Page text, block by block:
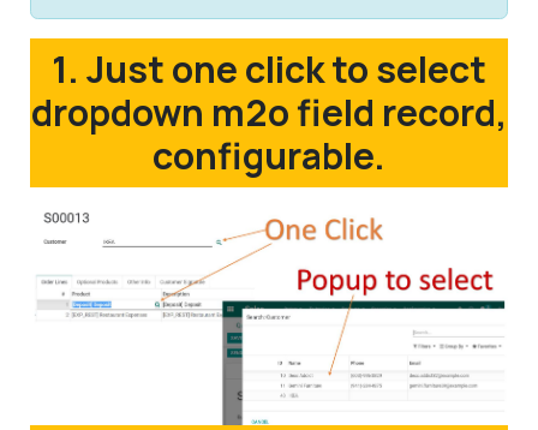
1. Just one click to select
dropdown m2o field record,
configurable.